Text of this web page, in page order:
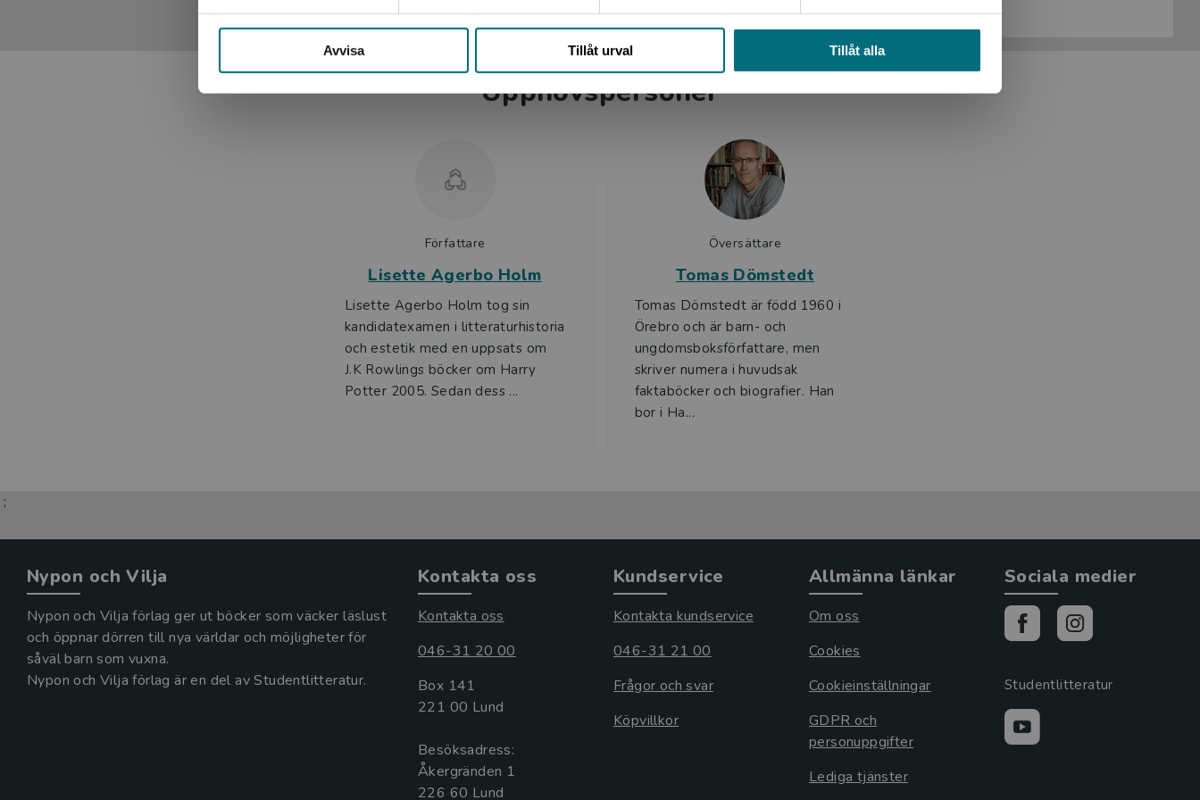
Avvisa Tillåt urval Tillåt alla
Upphovspersoner
Författare
Lisette Agerbo Holm
Lisette Agerbo Holm tog sin
kandidatexamen i litteraturhistoria
och estetik med en uppsats om
J.K Rowlings böcker om Harry
Potter 2005. Sedan dess ...
Översättare
Tomas Dömstedt
Tomas Dömstedt är född 1960 i
Örebro och är barn- och
ungdomsboksförfattare, men
skriver numera i huvudsak
faktaböcker och biografier. Han
bor i Ha...
;
Nypon och Vilja
Nypon och Vilja förlag ger ut böcker som väcker läslust
och öppnar dörren till nya världar och möjligheter för
såväl barn som vuxna.
Nypon och Vilja förlag är en del av Studentlitteratur.
Kontakta oss
Kontakta oss
046-31 20 00
Box 141
221 00 Lund
Besöksadress:
Åkergränden 1
Kundservice
Kontakta kundservice
046-31 21 00
Frågor och svar
Köpvillkor
Allmänna länkar
Om oss
Cookies
Cookieinställningar
GDPR och
personuppgifter
Lediga tjänster
Sociala medier
Studentlitteratur